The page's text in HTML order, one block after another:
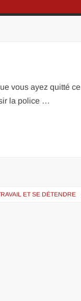
vous ayez quitté ce
la police …
ET SE DÉTENDRE